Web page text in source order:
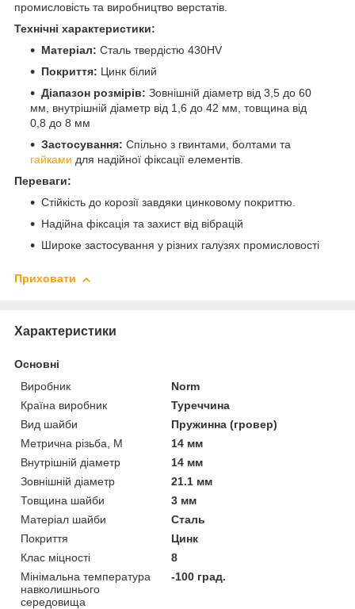
промисловість та виробництво верстатів.
Технічні характеристики:
Матеріал: Сталь твердістю 430HV
Покриття: Цинк білий
Діапазон розмірів: Зовнішній діаметр від 3,5 до 60
мм, внутрішній діаметр від 1,6 до 42 мм, товщина від
0,8 до 8 мм
Застосування: Спільно з гвинтами, болтами та
гайками для надійної фіксації елементів.
Переваги:
Стійкість до корозії завдяки цинковому покриттю.
Надійна фіксація та захист від вібрацій
Широке застосування у різних галузях промисловості
Приховати
Характеристики
Основні
Виробник
Norm
Країна виробник
Туреччина
Вид шайби
Пружинна (гровер)
Метрична різьба, М
14 мм
Внутрішній діаметр
14 мм
Зовнішній діаметр
21.1 мм
Товщина шайби
3 мм
Матеріал шайби
Сталь
Покриття
Цинк
Клас міцності
8
Мінімальна температура
навколишнього
середовища
-100 град.